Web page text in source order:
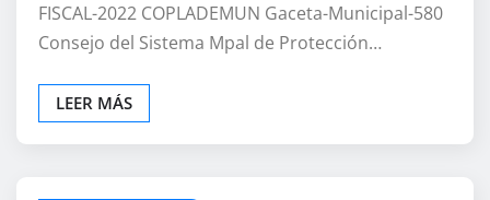
FISCAL-2022 COPLADEMUN Gaceta-Municipal-580
Consejo del Sistema Mpal de Protección…
LEER MÁS